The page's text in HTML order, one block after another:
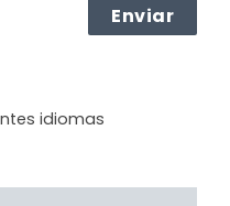
idiomas